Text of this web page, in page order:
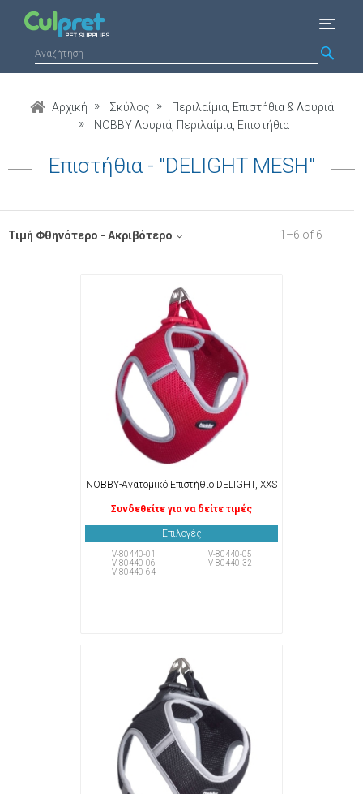
Αρχική Σκύλος
Περιλαίμια, Επιστήθια & Λουριά
NOBBY Λουριά, Περιλαίμια, Επιστήθια
Επιστήθια - "DELIGHT MESH"
1 –6 of 6
Τιμή Φθηνότερο - Ακριβότερο
NOBBY-Ανατομικό Επιστήθιο DELIGHT, XXS
Συνδεθείτε για να δείτε τιμές
Επιλογές
V-80440-01
V-80440-05
V-80440-06
V-80440-32
V-80440-64